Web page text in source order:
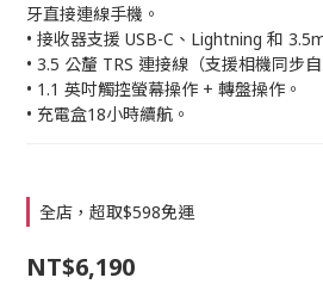
牙直接連線手機。
• 接收器支援 USB-C、Lightning 和
• 3.5 公釐 TRS 連接線（支援相機同步
• 1.1 英吋觸控螢幕操作 + 轉盤操作。
• 充電盒18小時續航。
全店，超取$598免運
NT$6,190